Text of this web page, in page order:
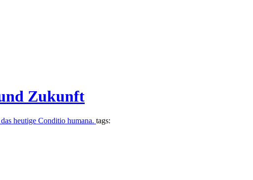
Zukunft
heutige Conditio humana. tags: